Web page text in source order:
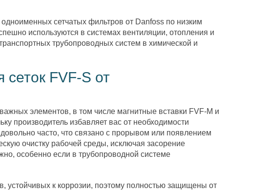
сетчатых фильтров от Danfoss по низким
используются в системах вентиляции, отопления и
трубопроводных систем в химической и
FVF-S от
элементов, в том числе магнитные вставки FVF-M и
производитель избавляет вас от необходимости
часто, что связано с прорывом или появлением
очистку рабочей среды, исключая засорение
особенно если в трубопроводной системе
устойчивых к коррозии, поэтому полностью защищены от